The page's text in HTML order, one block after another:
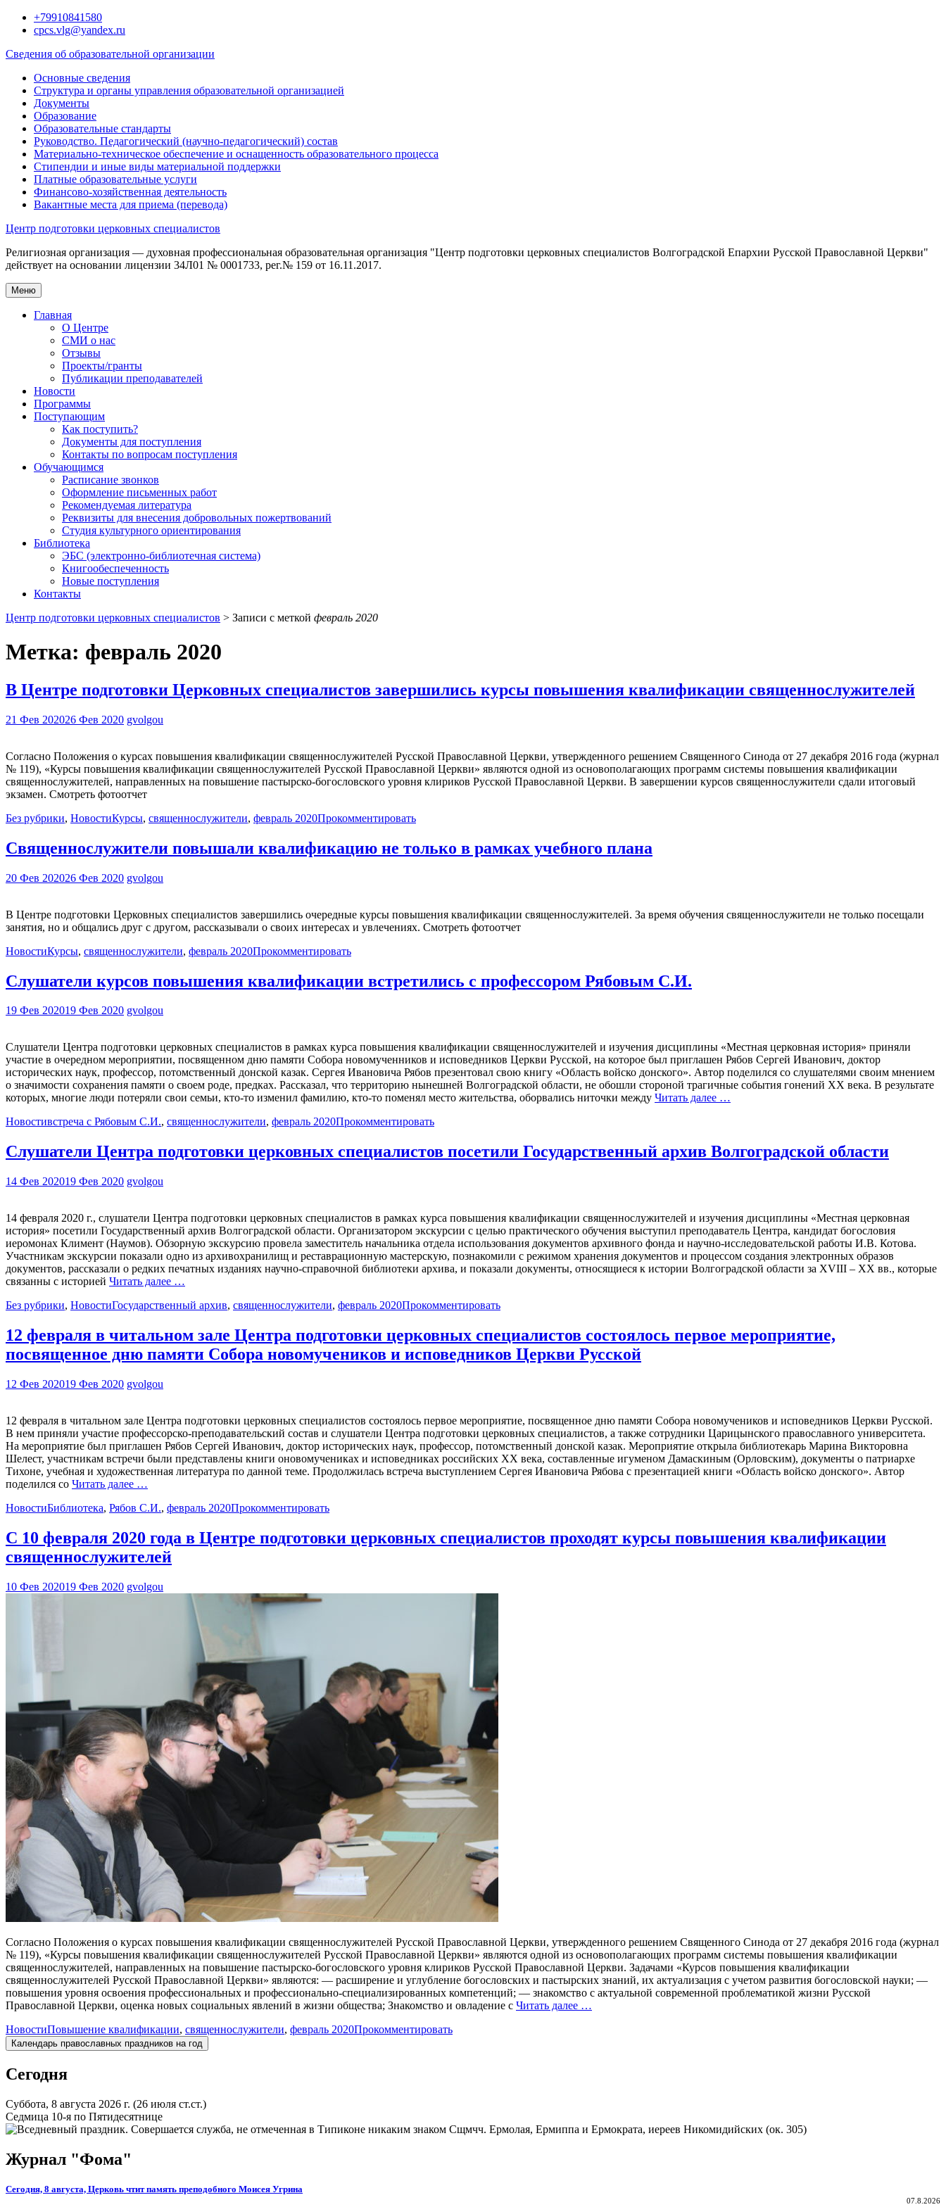
Перейти+79910841580
cpcs.vlg@yandex.ru
Сведения об образовательной организации
Основные сведения
Структура и органы управления образовательной организацией
Документы
Образование
Образовательные стандарты
Руководство. Педагогический (научно-педагогический) состав
Материально-техническое обеспечение и оснащенность образовательного процесса
Стипендии и иные виды материальной поддержки
Платные образовательные услуги
Финансово-хозяйственная деятельность
Вакантные места для приема (перевода)
Центр подготовки церковных специалистов
Религиозная организация — духовная профессиональная образовательная организация "Центр подготовки церковных специалистов Волгоградской Eпархии Русской Православной Церкви"
действует на основании лицензии 34Л01 № 0001733, рег.№ 159 от 16.11.2017.
Меню
Главная
О Центре
СМИ о нас
Отзывы
Проекты/гранты
Публикации преподавателей
Новости
Программы
Поступающим
Как поступить?
Документы для поступления
Контакты по вопросам поступления
Обучающимся
Расписание звонков
Оформление письменных работ
Рекомендуемая литература
Реквизиты для внесения добровольных пожертвований
Студия культурного ориентирования
Библиотека
ЭБС (электронно-библиотечная система)
Книгообеспеченность
Новые поступления
Контакты
Центр подготовки церковных специалистов > Записи с меткой февраль 2020
Метка: февраль 2020
В Центре подготовки Церковных специалистов завершились курсы повышения квалификации священнослужителей
21 Фев 202026 Фев 2020 gvolgou
Согласно Положения о курсах повышения квалификации священнослужителей Русской Православной Церкви, утвержденного решением Священного Синода от 27 декабря 2016 года (журнал
№ 119), «Курсы повышения квалификации священнослужителей Русской Православной Церкви» являются одной из основополагающих программ системы повышения квалификации
священнослужителей, направленных на повышение пастырско-богословского уровня клириков Русской Православной Церкви. В завершении курсов священнослужители сдали итоговый
экзамен. Смотреть фотоотчет
Без рубрики, НовостиКурсы, священнослужители, февраль 2020Прокомментировать
Священнослужители повышали квалификацию не только в рамках учебного плана
20 Фев 202026 Фев 2020 gvolgou
В Центре подготовки Церковных специалистов завершились очередные курсы повышения квалификации священнослужителей. За время обучения священнослужители не только посещали
занятия, но и общались друг с другом, рассказывали о своих интересах и увлечениях. Смотреть фотоотчет
НовостиКурсы, священнослужители, февраль 2020Прокомментировать
Слушатели курсов повышения квалификации встретились с профессором Рябовым С.И.
19 Фев 202019 Фев 2020 gvolgou
Слушатели Центра подготовки церковных специалистов в рамках курса повышения квалификации священнослужителей и изучения дисциплины «Местная церковная история» приняли
участие в очередном мероприятии, посвященном дню памяти Собора новомученников и исповедников Церкви Русской, на которое был приглашен Рябов Сергей Иванович, доктор
исторических наук, профессор, потомственный донской казак. Сергея Ивановича Рябов презентовал свою книгу «Область войско донского». Автор поделился со слушателями своим мнением
о значимости сохранения памяти о своем роде, предках. Рассказал, что территорию нынешней Волгоградской области, не обошли стороной трагичные события гонений ХХ века. В результате
которых, многие люди потеряли свои семьи, кто-то изменил фамилию, кто-то поменял место жительства, оборвались ниточки между Читать далее …
Новостивстреча с Рябовым С.И., священнослужители, февраль 2020Прокомментировать
Слушатели Центра подготовки церковных специалистов посетили Государственный архив Волгоградской области
14 Фев 202019 Фев 2020 gvolgou
14 февраля 2020 г., слушатели Центра подготовки церковных специалистов в рамках курса повышения квалификации священнослужителей и изучения дисциплины «Местная церковная
история» посетили Государственный архив Волгоградской области. Организатором экскурсии с целью практического обучения выступил преподаватель Центра, кандидат богословия
иеромонах Климент (Наумов). Обзорную экскурсию провела заместитель начальника отдела использования документов архивного фонда и научно-исследовательской работы И.В. Котова.
Участникам экскурсии показали одно из архивохранилищ и реставрационную мастерскую, познакомили с режимом хранения документов и процессом создания электронных образов
документов, рассказали о редких печатных изданиях научно-справочной библиотеки архива, и показали документы, относящиеся к истории Волгоградской области за XVIII – XX вв., которые
связанны с историей Читать далее …
Без рубрики, НовостиГосударственный архив, священнослужители, февраль 2020Прокомментировать
12 февраля в читальном зале Центра подготовки церковных специалистов состоялось первое мероприятие,
посвященное дню памяти Собора новомучеников и исповедников Церкви Русской
12 Фев 202019 Фев 2020 gvolgou
12 февраля в читальном зале Центра подготовки церковных специалистов состоялось первое мероприятие, посвященное дню памяти Собора новомучеников и исповедников Церкви Русской.
В нем приняли участие профессорско-преподавательский состав и слушатели Центра подготовки церковных специалистов, а также сотрудники Царицынского православного университета.
На мероприятие был приглашен Рябов Сергей Иванович, доктор исторических наук, профессор, потомственный донской казак. Мероприятие открыла библиотекарь Марина Викторовна
Шелест, участникам встречи были представлены книги оновомучениках и исповедниках российских ХХ века, составленные игуменом Дамаскиным (Орловским), документы о патриархе
Тихоне, учебная и художественная литература по данной теме. Продолжилась встреча выступлением Сергея Ивановича Рябова с презентацией книги «Область войско донского». Автор
поделился со Читать далее …
НовостиБиблиотека, Рябов С.И., февраль 2020Прокомментировать
С 10 февраля 2020 года в Центре подготовки церковных специалистов проходят курсы повышения квалификации
священнослужителей
10 Фев 202019 Фев 2020 gvolgou
Согласно Положения о курсах повышения квалификации священнослужителей Русской Православной Церкви, утвержденного решением Священного Синода от 27 декабря 2016 года (журнал
№ 119), «Курсы повышения квалификации священнослужителей Русской Православной Церкви» являются одной из основополагающих программ системы повышения квалификации
священнослужителей, направленных на повышение пастырско-богословского уровня клириков Русской Православной Церкви. Задачами «Курсов повышения квалификации
священнослужителей Русской Православной Церкви» являются: — расширение и углубление богословских и пастырских знаний, их актуализация с учетом развития богословской науки; —
повышения уровня освоения профессиональных и профессионально-специализированных компетенций; — знакомство с актуальной современной проблематикой жизни Русской
Православной Церкви, оценка новых социальных явлений в жизни общества; Знакомство и овладение с Читать далее …
НовостиПовышение квалификации, священнослужители, февраль 2020Прокомментировать
Календарь православных праздников на год
Сегодня
Суббота, 8 августа 2026 г. (26 июля ст.ст.)
Седмица 10-я по Пятидесятнице
Сщмчч. Ермолая, Ермиппа и Ермократа, иереев Никомидийских (ок. 305)
Журнал "Фома"
Сегодня, 8 августа, Церковь чтит память преподобного Моисея Угрина
07.8.2026